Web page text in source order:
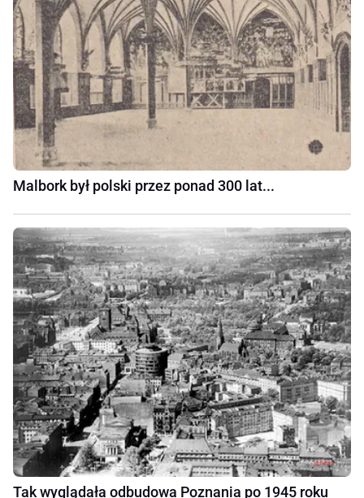
Malbork był polski przez ponad 300 lat...
Tak wyglądała odbudowa Poznania po 1945 roku